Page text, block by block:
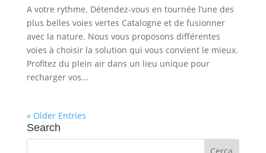
A votre rythme. Détendez-vous en tournée l’une des
plus belles voies vertes Catalogne et de fusionner
avec la nature. Nous vous proposons différentes
voies à choisir la solution qui vous convient le mieux.
Profitez du plein air dans un lieu unique pour
recharger vos...
« Older Entries
Search